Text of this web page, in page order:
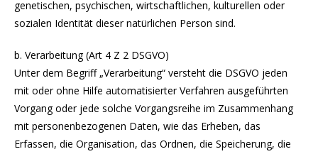
genetischen, psychischen, wirtschaftlichen, kulturellen oder
sozialen Identität dieser natürlichen Person sind.
b. Verarbeitung (Art 4 Z 2 DSGVO)
Unter dem Begriff „Verarbeitung“ versteht die DSGVO jeden
mit oder ohne Hilfe automatisierter Verfahren ausgeführten
Vorgang oder jede solche Vorgangsreihe im Zusammenhang
mit personenbezogenen Daten, wie das Erheben, das
Erfassen, die Organisation, das Ordnen, die Speicherung, die